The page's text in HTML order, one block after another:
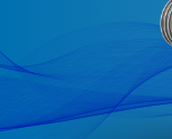
Unternehmen
Kontakt